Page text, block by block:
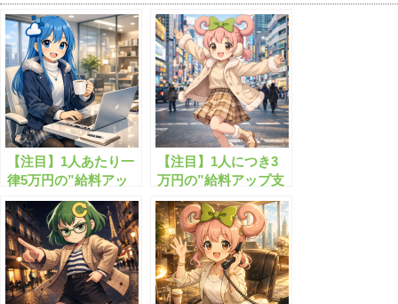
【注目】1人あたり一
律5万円の”給料アッ
プ支援金”とは？
【注目】1人につき3
万円の”給料アップ支
援金”とは？